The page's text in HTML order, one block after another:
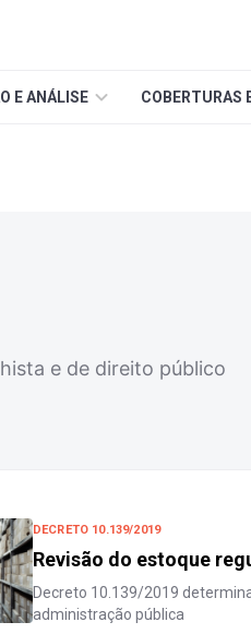
E ANÁLISE COBERTURAS
e de direito público
DECRETO 10.139/2019
Revisão do estoque
Decreto 10.139/2019
administração pública